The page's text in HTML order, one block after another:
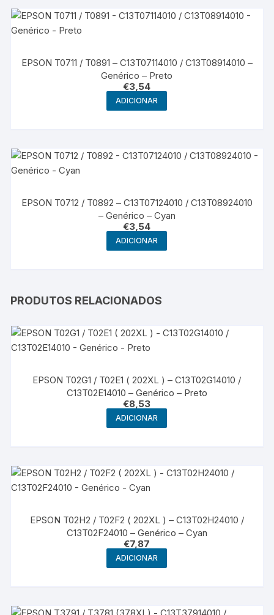
EPSON T0711 / T0891 – C13T07114010 / C13T08914010 –
Genérico – Preto
€3,54
ADICIONAR
EPSON T0712 / T0892 – C13T07124010 / C13T08924010
– Genérico – Cyan
€3,54
ADICIONAR
PRODUTOS RELACIONADOS
EPSON T02G1 / T02E1 ( 202XL ) – C13T02G14010 /
C13T02E14010 – Genérico – Preto
€8,53
ADICIONAR
EPSON T02H2 / T02F2 ( 202XL ) – C13T02H24010 /
C13T02F24010 – Genérico – Cyan
€7,87
ADICIONAR